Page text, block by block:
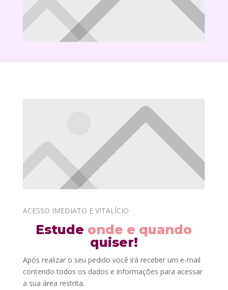
ACESSO IMEDIATO E VITALÍCIO
Estude onde e quando
quiser!
Após realizar o seu pedido você irá receber um e-mail
contendo todos os dados e informações para acessar
a sua área restrita.